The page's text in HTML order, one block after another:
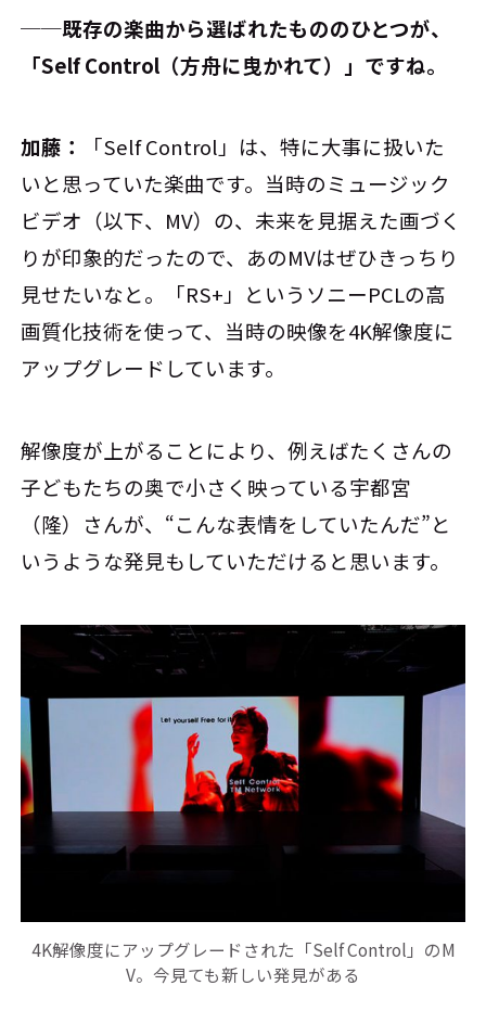
──既存の楽曲から選ばれたもののひとつが、
「Self Control（方舟に曳かれて）」ですね。
加藤：
「Self Control」は、特に大事に扱いた
いと思っていた楽曲です。当時のミュージック
ビデオ（以下、MV）の、未来を見据えた画づく
りが印象的だったので、あのMVはぜひきっちり
見せたいなと。「RS+」というソニーPCLの高
画質化技術を使って、当時の映像を4K解像度に
アップグレードしています。
解像度が上がることにより、例えばたくさんの
子どもたちの奥で小さく映っている宇都宮
（隆）さんが、“こんな表情をしていたんだ”と
いうような発見もしていただけると思います。
4K解像度にアップグレードされた「Self Control」のM
V。今見ても新しい発見がある